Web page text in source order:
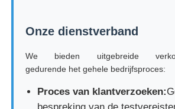
Onze dienstverband
We bieden uitgebreide
gedurende het gehele bedrijfsproces:
Proces van klantverzoeken:
bespreking van de